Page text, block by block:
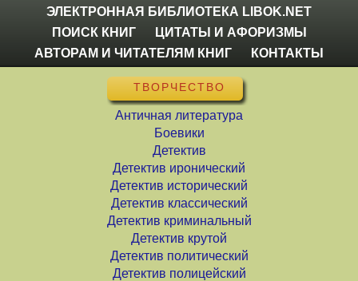
ЭЛЕКТРОННАЯ БИБЛИОТЕКА LIBOK.NET
ПОИСК КНИГ
ЦИТАТЫ И АФОРИЗМЫ
АВТОРАМ И ЧИТАТЕЛЯМ КНИГ
КОНТАКТЫ
ТВОРЧЕСТВО
Античная литература
Боевики
Детектив
Детектив иронический
Детектив исторический
Детектив классический
Детектив криминальный
Детектив крутой
Детектив политический
Детектив полицейский